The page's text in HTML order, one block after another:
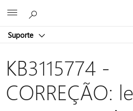
Suporte
KB3115774 -
CORREÇÃO: